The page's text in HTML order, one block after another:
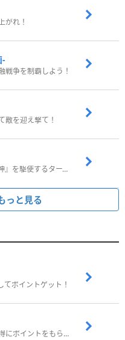
がれ！
-
戦争を制覇しよう！
敵を迎え撃て！
武器の『アビリティ』と『戦神』を駆使するターン制コマンドバトルRPG！
っと見る
てポイントゲット！
歩いてポイ活！日常生活でお得にポイントをもらおう